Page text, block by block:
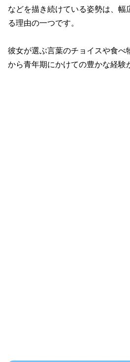
などを描き続けている姿勢は、幅
る理由の一つです。
彼女が選ぶ言葉のチョイスや食べ
から青年期にかけての豊かな経験